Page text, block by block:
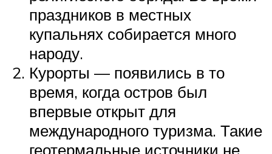
праздников в местных
купальнях собирается много
народу.
Курорты — появились в то
время, когда остров был
впервые открыт для
международного туризма. Такие
геотермальные источники не